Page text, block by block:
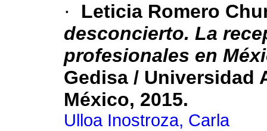
·
Leticia Romero
desconcierto. La
profesionales en
Gedisa / Universidad
México, 2015.
Ulloa Inostroza, Carla